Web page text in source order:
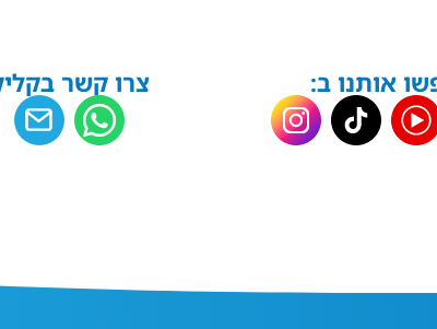
אותנו ב: צרו קשר